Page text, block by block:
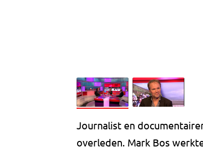
Journalist en
overleden. Mark Bos